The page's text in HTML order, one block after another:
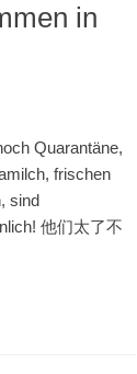
in
Quarantäne,
frischen
sind
他们太了不